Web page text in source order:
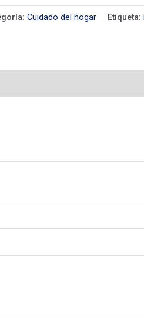
Cuidado del hogar Etiqueta: